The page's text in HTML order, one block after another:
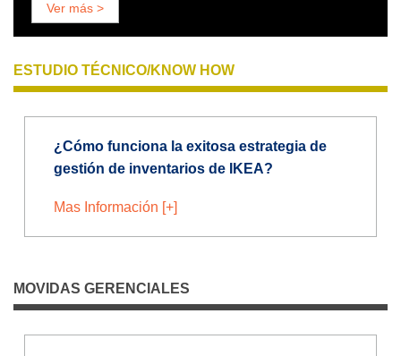
Ver más >
ESTUDIO TÉCNICO/KNOW HOW
¿Cómo funciona la exitosa estrategia de
gestión de inventarios de IKEA?
Mas Información [+]
MOVIDAS GERENCIALES